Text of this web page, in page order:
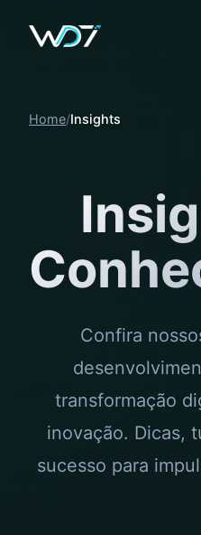
Home Insights
Confira
transformação
inovação. Dicas,
sucesso para